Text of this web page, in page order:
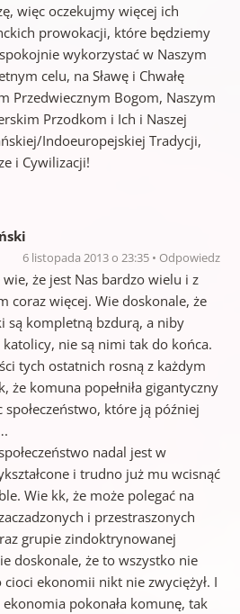
więc oczekujmy więcej ich
prowokacji, które będziemy
wykorzystać w Naszym
celu, na Sławę i Chwałę
Przedwiecznym Bogom, Naszym
Przodkom i Ich i Naszej
Indoeuropejskiej Tradycji,
i Cywilizacji!
6 listopada 2013 o 23:35 Odpowiedz
że jest Nas bardzo wielu i z
coraz więcej. Wie doskonale, że
są kompletną bzdurą, a niby
nie są nimi tak do końca.
tych ostatnich rosną z każdym
że komuna popełniła gigantyczny
społeczeństwo, które ją później
nadal jest w
i trudno już mu wcisnąć
Wie kk, że może polegać na
i przestraszonych
grupie zindoktrynowanej
doskonale, że to wszystko nie
ekonomii nikt nie zwyciężył. I
pokonała komunę, tak